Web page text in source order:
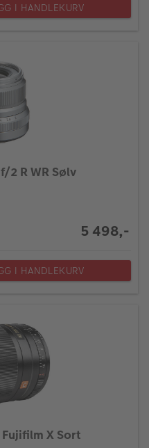
I HANDLEKURV
2 R WR Sølv
5 498,-
I HANDLEKURV
X Sort